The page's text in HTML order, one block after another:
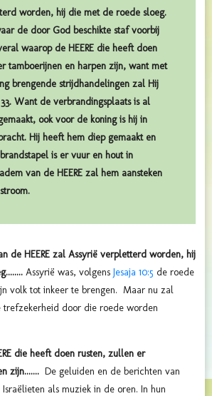
worden, hij die met de roede sloeg.
de door God beschikte staf voorbij
waarop de HEERE die heeft doen
tamboerijnen en harpen zijn, want met
brengende strijdhandelingen zal Hij
Want de verbrandingsplaats is al
ook voor de koning is hij in
Hij heeft hem diep gemaakt en
is er vuur en hout in
van de HEERE zal hem aansteken
de HEERE zal Assyrië verpletterd worden, hij
Assyrië was, volgens Jesaja 10:5 de roede
volk tot inkeer te brengen. Maar nu zal
door die roede worden
die heeft doen rusten, zullen er
zijn....... De geluiden en de berichten van
als muziek in de oren. In hun